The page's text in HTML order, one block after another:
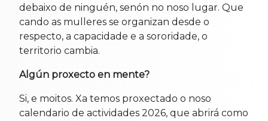
debaixo de ninguén, senón no noso lugar. Que
cando as mulleres se organizan desde o
respecto, a capacidade e a sororidade, o
territorio cambia.
Algún proxecto en mente?
Si, e moitos. Xa temos proxectado o noso
calendario de actividades 2026, que abrirá como